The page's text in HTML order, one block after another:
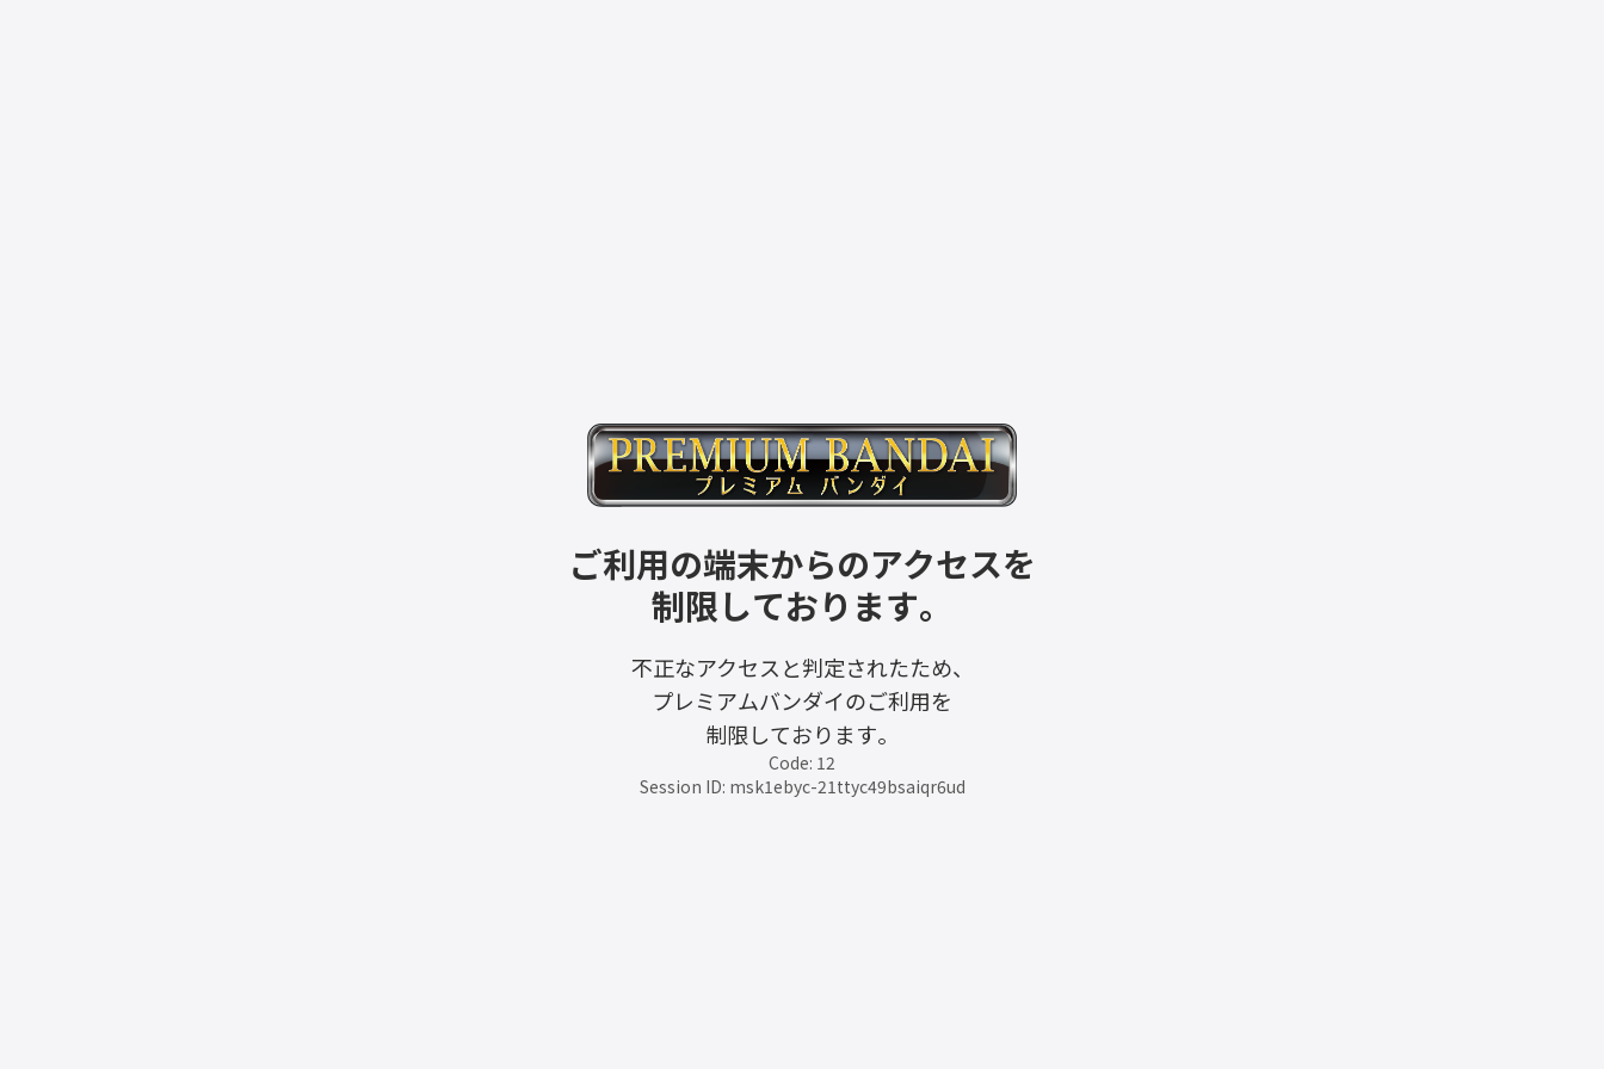
ご利用の端末からのアクセスを
制限しております。
不正なアクセスと判定されたため、
プレミアムバンダイのご利用を
制限しております。
Code: 12
Session ID: msk1ebyc-21ttyc49bsaiqr6ud